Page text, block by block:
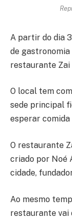
A partir do dia
de
restaurante Zai
O local tem
sede principal
esperar comida
O restaurante
criado por Noé
cidade,
Ao mesmo
restaurante vai